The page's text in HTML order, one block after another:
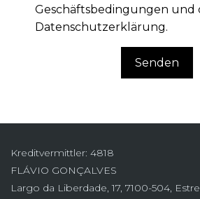
Geschäftsbedingungen und
Datenschutzerklärung.
Senden
Kreditvermittler: 4818
FLÁVIO GONÇALVES
Largo da Liberdade, 17, 7100-504,